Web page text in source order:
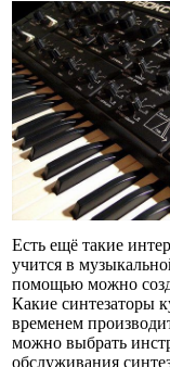
Есть ещё такие
учится в
помощью можно
Какие синтезаторы
временем
можно выбрать
обслуживания